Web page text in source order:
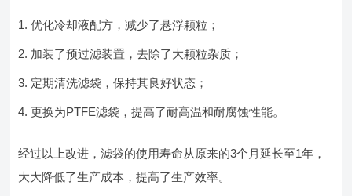
优化冷却液配方，减少了悬浮颗粒；
加装了预过滤装置，去除了大颗粒杂质；
定期清洗滤袋，保持其良好状态；
更换为PTFE滤袋，提高了耐高温和耐腐蚀性能。
经过以上改进，滤袋的使用寿命从原来的3个月延长至1年，
大大降低了生产成本，提高了生产效率。